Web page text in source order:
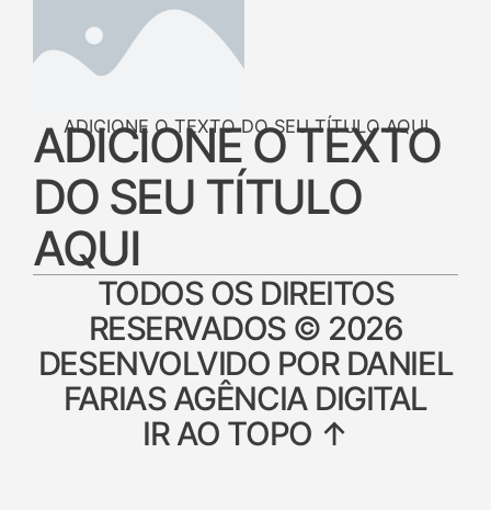
ADICIONE O TEXTO DO SEU TÍTULO AQUI
ADICIONE O TEXTO
DO SEU TÍTULO
AQUI
TODOS OS DIREITOS
RESERVADOS © 2026
DESENVOLVIDO POR DANIEL
FARIAS AGÊNCIA DIGITAL
IR AO TOPO ↑